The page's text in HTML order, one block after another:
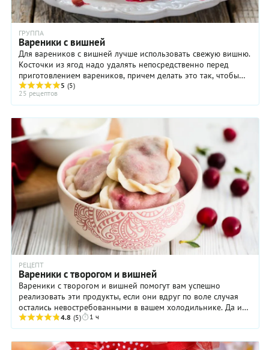
ГРУППА
Вареники с вишней
Для вареников с вишней лучше использовать свежую вишню.
Косточки из ягод надо удалять непосредственно перед
приготовлением вареников, причем делать это так, чтобы
ягода осталась целой. Для придания ...
5 (5)
25 рецептов
РЕЦЕПТ
Вареники с творогом и вишней
Вареники с творогом и вишней помогут вам успешно
реализовать эти продукты, если они вдруг по воле случая
остались невостребованными в вашем холодильнике. Да и
вообще такое блюдо можно назвать ...
4.8 (5) 1 ч